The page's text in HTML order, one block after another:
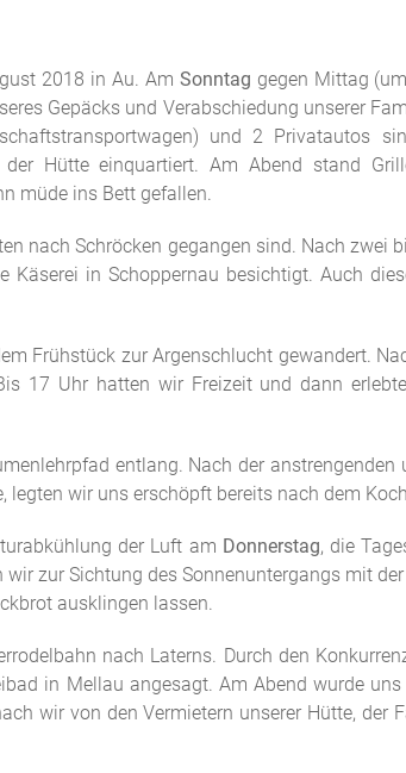
2018 in Au. Am Sonntag gegen Mittag
Gepäcks und Verabschiedung unserer
und 2 Privatautos
Hütte einquartiert. Am Abend stand
müde ins Bett gefallen.
nach Schröcken gegangen sind. Nach zwei
in Schoppernau besichtigt. Auch
Frühstück zur Argenschlucht gewandert.
17 Uhr hatten wir Freizeit und dann
entlang. Nach der
legten wir uns erschöpft bereits nach dem
der Luft am Donnerstag, die
zur Sichtung des Sonnenuntergangs mit
ausklingen lassen.
nach Laterns. Durch den
in Mellau angesagt. Am Abend wurde
wir von den Vermietern unserer Hütte, der